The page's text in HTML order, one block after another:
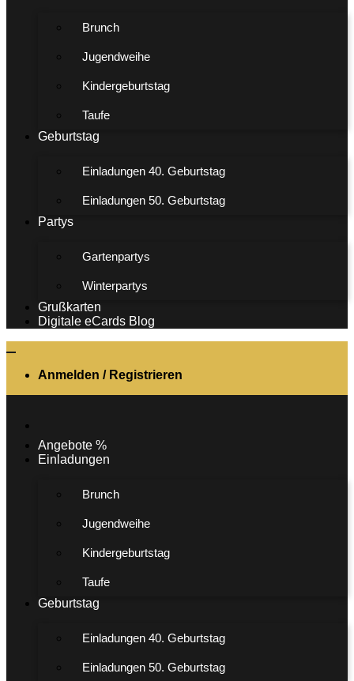
Brunch
Jugendweihe
Kindergeburtstag
Taufe
Geburtstag
Einladungen 40. Geburtstag
Einladungen 50. Geburtstag
Partys
Gartenpartys
Winterpartys
Grußkarten
Digitale eCards Blog
Anmelden / Registrieren
Angebote %
Einladungen
Brunch
Jugendweihe
Kindergeburtstag
Taufe
Geburtstag
Einladungen 40. Geburtstag
Einladungen 50. Geburtstag